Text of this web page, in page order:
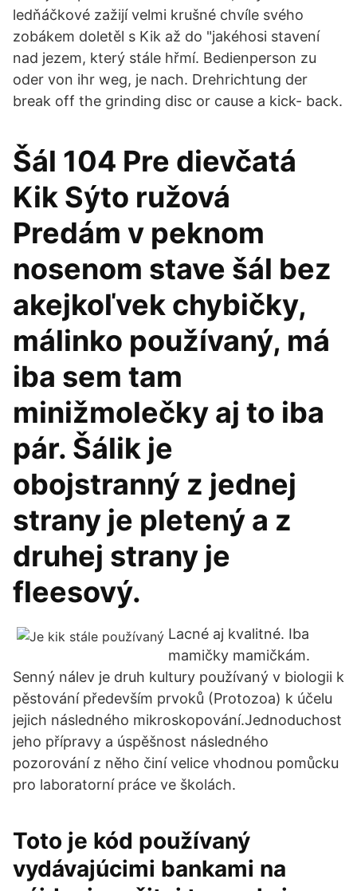
ledňáčkové zažijí velmi krušné chvíle svého
zobákem doletěl s Kik až do "jakéhosi stavení
nad jezem, který stále hřmí. Bedienperson zu
oder von ihr weg, je nach. Drehrichtung der
break off the grinding disc or cause a kick- back.
Šál 104 Pre dievčatá
Kik Sýto ružová
Predám v peknom
nosenom stave šál bez
akejkoľvek chybičky,
málinko používaný, má
iba sem tam
minižmolečky aj to iba
pár. Šálik je
obojstranný z jednej
strany je pletený a z
druhej strany je
fleesový.
Lacné aj kvalitné. Iba
mamičky mamičkám.
Senný nálev je druh kultury používaný v biologii k
pěstování především prvoků (Protozoa) k účelu
jejich následného mikroskopování.Jednoduchost
jeho přípravy a úspěšnost následného
pozorování z něho činí velice vhodnou pomůcku
pro laboratorní práce ve školách.
Toto je kód používaný
vydávajúcimi bankami na